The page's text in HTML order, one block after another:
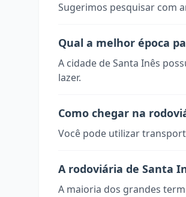
Sugerimos pesquisar com
Qual a melhor época
A cidade de Santa Inês
lazer.
Como chegar na
Você pode utilizar
A rodoviária de Santa
A maioria dos grandes